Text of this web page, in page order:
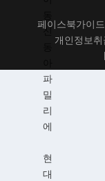
신
파
밀
리
에
현
대
페이스북가이드
개인정보취